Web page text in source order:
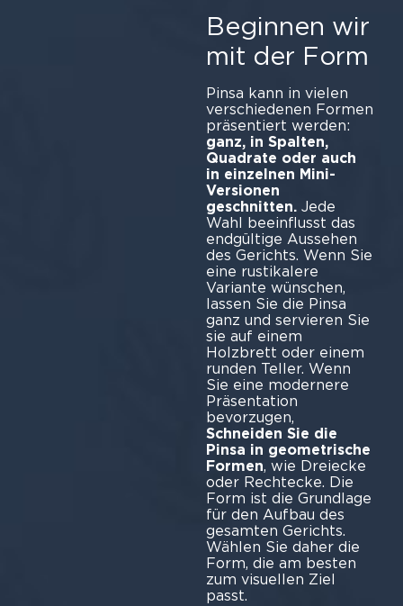
Beginnen wir
mit der Form
Pinsa kann in vielen
verschiedenen Formen
präsentiert werden:
ganz, in Spalten,
Quadrate oder auch
in einzelnen Mini-
Versionen
geschnitten.Jede
Wahl beeinflusst das
endgültige Aussehen
des Gerichts. Wenn Sie
eine rustikalere
Variante wünschen,
lassen Sie die Pinsa
ganz und servieren Sie
sie auf einem
Holzbrett oder einem
runden Teller. Wenn
Sie eine modernere
Präsentation
bevorzugen,
Schneiden Sie die
Pinsa in geometrische
Formen, wie Dreiecke
oder Rechtecke. Die
Form ist die Grundlage
für den Aufbau des
gesamten Gerichts.
Wählen Sie daher die
Form, die am besten
zum visuellen Ziel
passt.